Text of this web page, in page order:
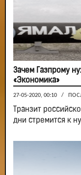
Зачем Газпрому
«Экономика»
27-05-2020, 00:10 /
Транзит
дни стремится к